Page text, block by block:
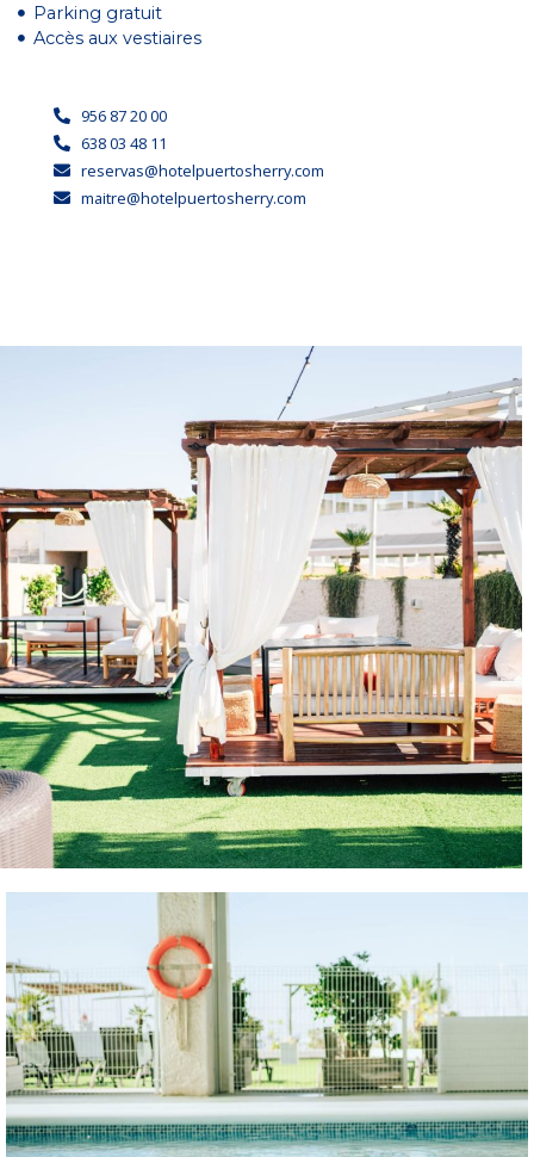
Parking gratuit
Accès aux vestiaires
956 87 20 00
638 03 48 11
reservas@hotelpuertosherry.com
maitre@hotelpuertosherry.com